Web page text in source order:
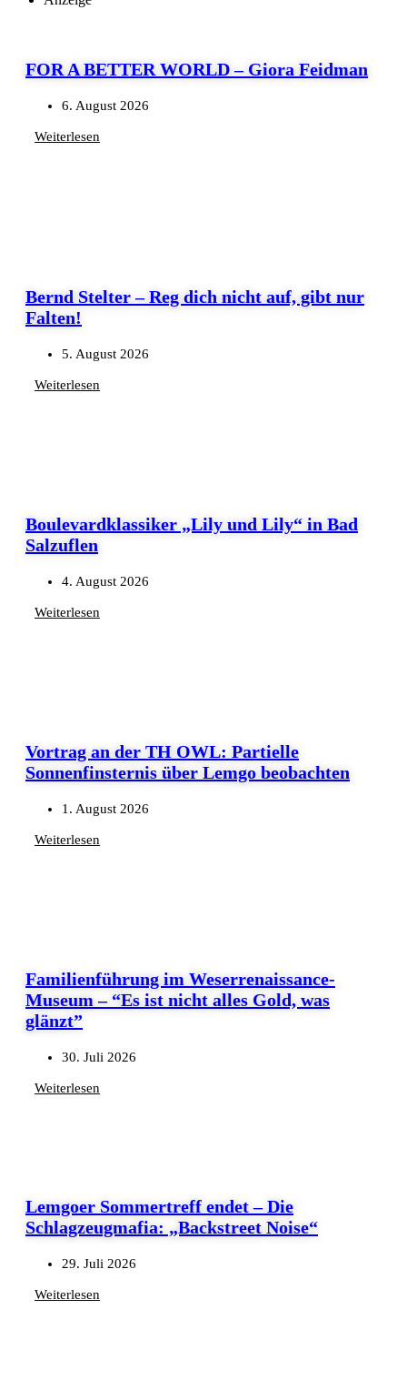
FOR A BETTER WORLD – Giora Feidman
6. August 2026
Weiterlesen
Bernd Stelter – Reg dich nicht auf, gibt nur
Falten!
5. August 2026
Weiterlesen
Boulevardklassiker „Lily und Lily“ in Bad
Salzuflen
4. August 2026
Weiterlesen
Vortrag an der TH OWL: Partielle
Sonnenfinsternis über Lemgo beobachten
1. August 2026
Weiterlesen
Familienführung im Weserrenaissance-
Museum – “Es ist nicht alles Gold, was
glänzt”
30. Juli 2026
Weiterlesen
Lemgoer Sommertreff endet – Die
Schlagzeugmafia: „Backstreet Noise“
29. Juli 2026
Weiterlesen